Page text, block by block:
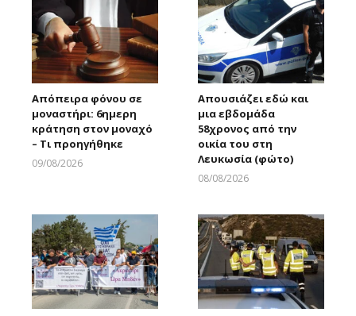
Απόπειρα φόνου σε
μοναστήρι: 6ημερη
κράτηση στον μοναχό
– Τι προηγήθηκε
09/08/2026
Απουσιάζει εδώ και
μια εβδομάδα
58χρονος από την
οικία του στη
Λευκωσία (φώτο)
08/08/2026